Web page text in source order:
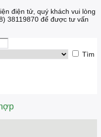
điện tử, quý khách vui lòng
38119870 để được tư vấn
Tìm